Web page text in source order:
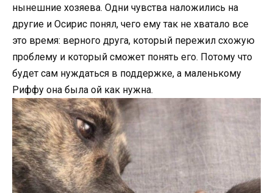
нынешние хозяева. Одни чувства наложились на
другие и Осирис понял, чего ему так не хватало все
это время: верного друга, который пережил схожую
проблему и который сможет понять его. Потому что
будет сам нуждаться в поддержке, а маленькому
Риффу она была ой как нужна.